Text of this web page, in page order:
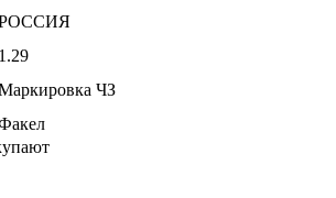
1.29
ЧЗ